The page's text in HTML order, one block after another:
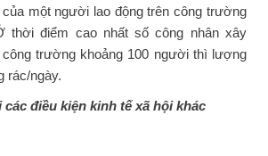
một người lao động trên công trường
thời điểm cao nhất số công nhân xây
trường khoảng 100 người thì lượng
rác/ngày.
điều kiện kinh tế xã hội khác